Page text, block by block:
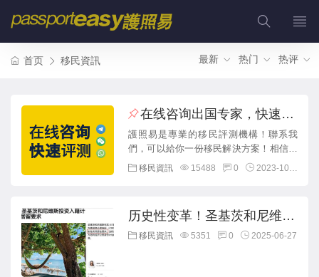
首页 移民資訊 最新 热门 热评
在线咨询出国专家，快速获
得方案！
護照易是專業的移民評測機構！聯系我
們，可以給你一份移民解決方案！相信我
們的專業，總有一個方案，解決你的難...
移民資訊 15488 0 2023-10-11
历史性变革！圣基茨和尼维斯
CBI计划2025年推出全新“居住
移民資訊 5351 0 2025-06-27